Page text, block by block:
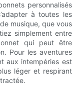
personnalisés
à toutes les
musique, que vous
simplement entre
qui peut être
Pour les aventures
aux intempéries est
léger et respirant